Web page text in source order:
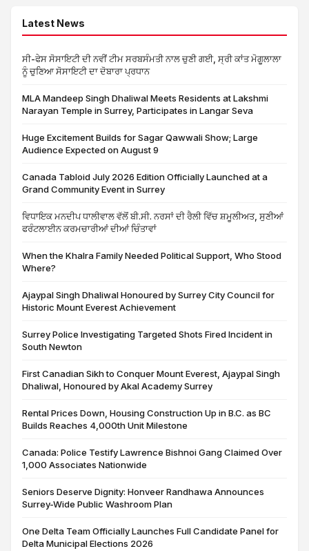
Latest News
ਸੀ-ਫੇਸ ਸੋਸਾਇਟੀ ਦੀ ਨਵੀਂ ਟੀਮ ਸਰਬਸੰਮਤੀ ਨਾਲ ਚੁਣੀ ਗਈ, ਸ੍ਰੀ ਕਾਂਤ ਮੋਗੂਲਾਲਾ
ਨੂੰ ਚੁਣਿਆ ਸੋਸਾਇਟੀ ਦਾ ਦੋਬਾਰਾ ਪ੍ਰਧਾਨ
MLA Mandeep Singh Dhaliwal Meets Residents at Lakshmi
Narayan Temple in Surrey, Participates in Langar Seva
Huge Excitement Builds for Sagar Qawwali Show; Large
Audience Expected on August 9
Canada Tabloid July 2026 Edition Officially Launched at a
Grand Community Event in Surrey
ਵਿਧਾਇਕ ਮਨਦੀਪ ਧਾਲੀਵਾਲ ਵੱਲੋਂ ਬੀ.ਸੀ. ਨਰਸਾਂ ਦੀ ਰੈਲੀ ਵਿੱਚ ਸ਼ਮੂਲੀਅਤ, ਸੁਣੀਆਂ
ਫਰੰਟਲਾਈਨ ਕਰਮਚਾਰੀਆਂ ਦੀਆਂ ਚਿੰਤਾਵਾਂ
When the Khalra Family Needed Political Support, Who Stood
Where?
Ajaypal Singh Dhaliwal Honoured by Surrey City Council for
Historic Mount Everest Achievement
Surrey Police Investigating Targeted Shots Fired Incident in
South Newton
First Canadian Sikh to Conquer Mount Everest, Ajaypal Singh
Dhaliwal, Honoured by Akal Academy Surrey
Rental Prices Down, Housing Construction Up in B.C. as BC
Builds Reaches 4,000th Unit Milestone
Canada: Police Testify Lawrence Bishnoi Gang Claimed Over
1,000 Associates Nationwide
Seniors Deserve Dignity: Honveer Randhawa Announces
Surrey-Wide Public Washroom Plan
One Delta Team Officially Launches Full Candidate Panel for
Delta Municipal Elections 2026